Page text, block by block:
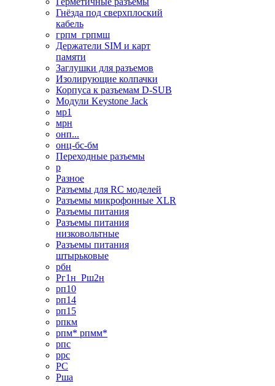
Гнёзда под сверхплоский
кабель
грпм_грпмш
Держатели SIM и карт
памяти
Заглушки для разъемов
Изолирующие колпачки
Корпуса к разъемам D-SUB
Модули Keystone Jack
мр1
мрн
онп...
онц-бс-бм
Переходные разъемы
р
Разное
Разъемы для RC моделей
Разъемы микрофонные XLR
Разъемы питания
Разъемы питания
низковольтные
Разъемы питания
штырьковые
рбн
Рг1н_Рш2н
рп10
рп14
рп15
рпкм
рпм* рпмм*
рпс
ррс
РС
Рша